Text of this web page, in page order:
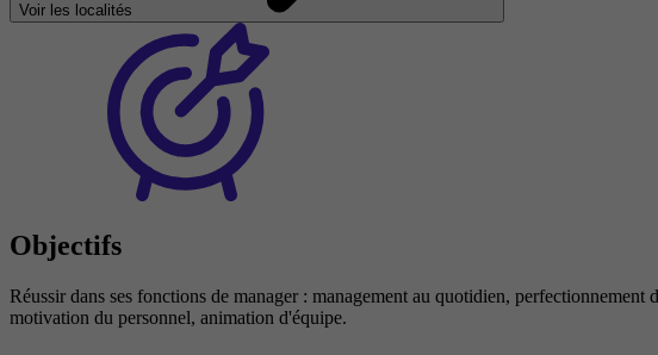
Voir les localités
Objectifs
Réussir dans ses fonctions de manager : management au quotidien,
motivation du personnel, animation d'équipe.